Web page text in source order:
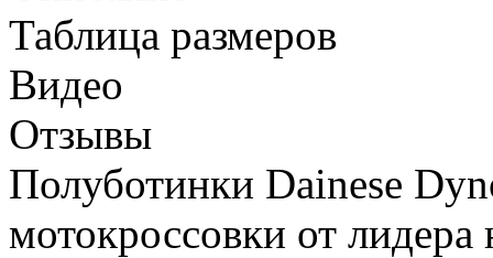
Таблица размеров
Видео
Отзывы
Полуботинки Dainese
мотокроссовки от лидера